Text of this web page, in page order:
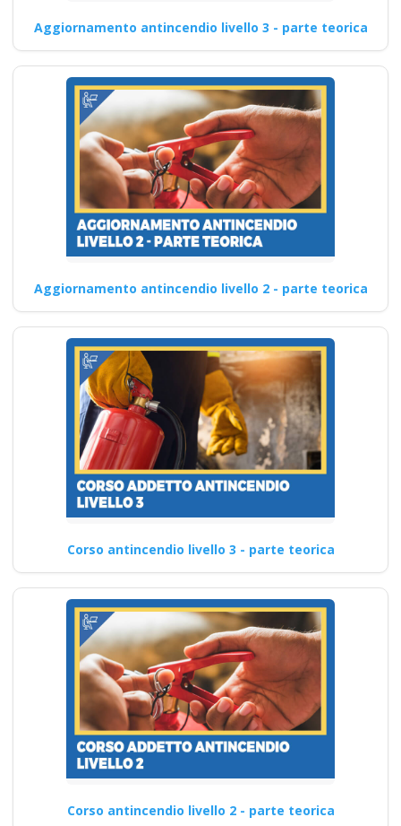
Aggiornamento antincendio livello 3 - parte teorica
Aggiornamento antincendio livello 2 - parte teorica
Corso antincendio livello 3 - parte teorica
Corso antincendio livello 2 - parte teorica